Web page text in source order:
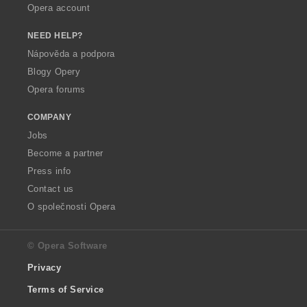
Opera account
NEED HELP?
Nápověda a podpora
Blogy Opery
Opera forums
COMPANY
Jobs
Become a partner
Press info
Contact us
O společnosti Opera
© Opera Software
Privacy
Terms of Service